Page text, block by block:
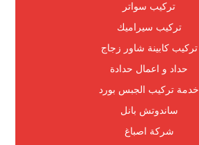
تركيب سواتر
تركيب سيراميك
تركيب كابينة شاور زجاج
حداد و اعمال حدادة
خدمة تركيب الجبس بورد
ساندوتش بانل
شركة اصباغ